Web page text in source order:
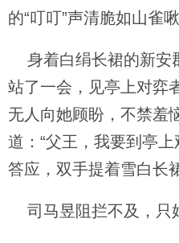
的“叮叮”声清脆如山雀啾
身着白绢长裙的新安
站了一会，见亭上对弈
无人向她顾盼，不禁羞
道：“父王，我要到亭
答应，双手提着雪白长
司马昱阻拦不及，只